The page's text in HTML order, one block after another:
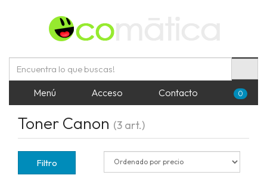
Menú Acceso Contacto 0
Toner Canon (3 art.)
Filtro